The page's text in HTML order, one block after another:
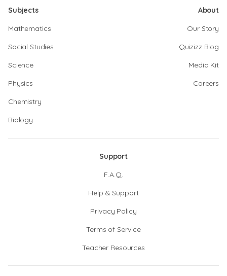
Subjects
Mathematics
Social Studies
Science
Physics
Chemistry
Biology
About
Our Story
Quizizz Blog
Media Kit
Careers
Support
F.A.Q.
Help & Support
Privacy Policy
Terms of Service
Teacher Resources